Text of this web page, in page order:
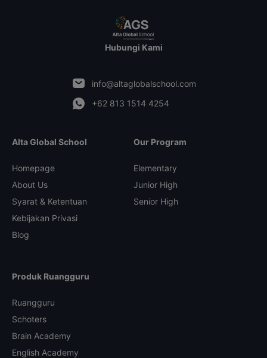
Hubungi Kami
info@altaglobalschool.com
+62 813 1514 4254
Alta Global School
Homepage
About Us
Syarat & Ketentuan
Kebijakan Privasi
Blog
Our Program
Elementary
Junior High
Senior High
Produk Ruangguru
Ruangguru
Schoters
Brain Academy
English Academy